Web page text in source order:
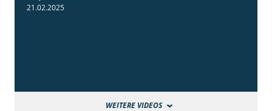
21.02.2025
WEITERE VIDEOS